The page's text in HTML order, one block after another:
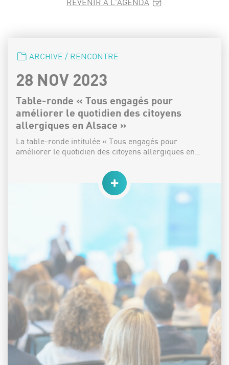
CATÉGORIE :
ARCHIVE / RENCONTRE
DATE :
28 NOV 2023
Table-ronde « Tous engagés pour
améliorer le quotidien des citoyens
allergiques en Alsace »
La table-ronde intitulée « Tous engagés pour
améliorer le quotidien des citoyens allergiques en…